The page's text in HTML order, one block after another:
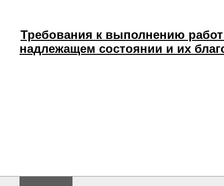
Требования к выполнению
надлежащем состоянии и их